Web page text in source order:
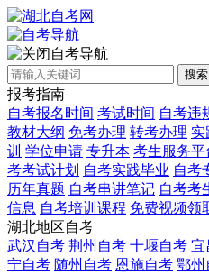
自考导航
搜索
报考指南
自考报名时间 考试时间 自考违
教材大纲 免考办理 转考办理 实
训 学位申请 专升本 考生服务平
考考试计划 自考实践毕业 自考
历年真题 自考串讲笔记 自考考
信息 自考培训课程 免费视频领
湖北地区自考
武汉自考 荆州自考 十堰自考 宜
宁自考 随州自考 恩施自考 鄂州